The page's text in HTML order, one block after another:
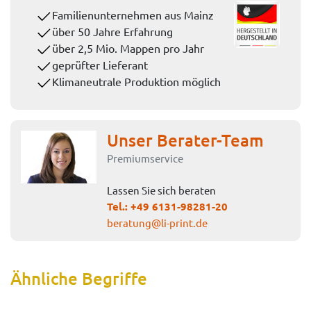
Familienunternehmen aus Mainz
über 50 Jahre Erfahrung
über 2,5 Mio. Mappen pro Jahr
geprüfter Lieferant
Klimaneutrale Produktion möglich
Unser Berater-Team
Premiumservice
Lassen Sie sich beraten
Tel.:+49 6131-98281-20
beratung@li-print.de
Ähnliche Begriffe